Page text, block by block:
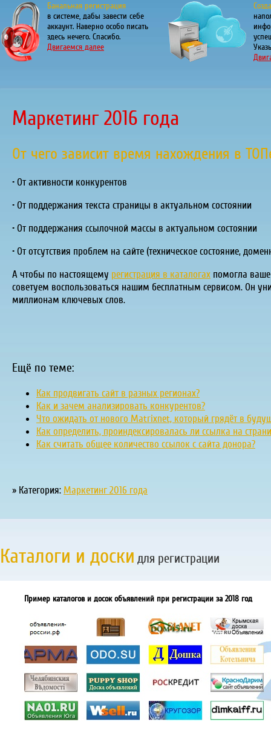
Банальная регистрация
в системе, дабы завести себе
аккаунт. Наверно особо писать
здесь нечего. Спасибо.
Двигаемся далее
Маркетинг 2016 года
От чего зависит время нахождения в
• От активности конкурентов
• От поддержания текста страницы в актуальном состоянии
• От поддержания ссылочной массы в актуальном состоянии
• От отсутствия проблем на сайте (техническое состояние,
А чтобы по настоящему регистрация в каталогах помогла
советуем воспользоваться нашим бесплатным сервисом. Он
миллионам ключевых слов.
Ещё по теме:
Как продвигать сайт в разных регионах?
Как и зачем анализировать конкурентов?
Что ожидать от нового Matrixnet, который грядёт в
Как определить, проиндексировалась ли ссылка на
Как считать общее количество ссылок с сайта донора?
» Категория: Маркетинг 2016 года
Каталоги и доски для регистрации
Пример каталогов и досок объявлений при регистрации за 2018 год